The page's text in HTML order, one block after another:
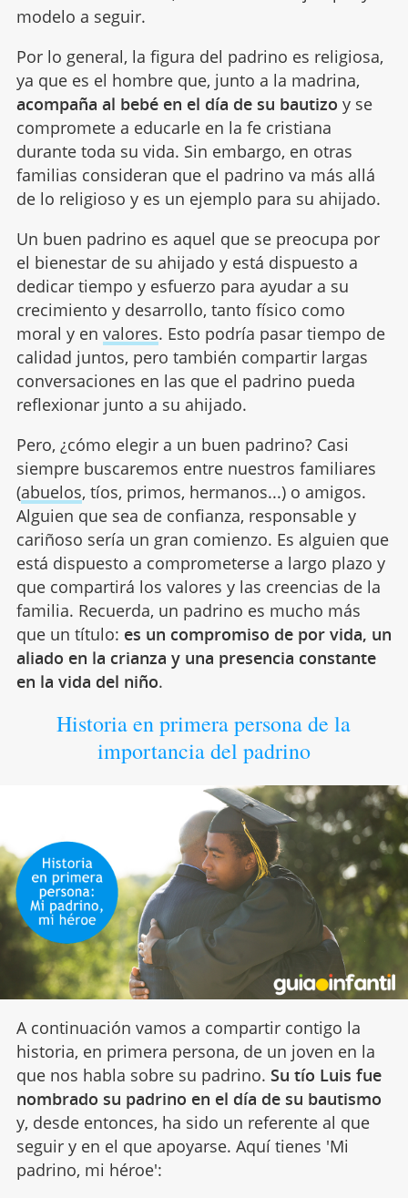
modelo a seguir.
Por lo general, la figura del padrino es religiosa,
ya que es el hombre que, junto a la madrina,
acompaña al bebé en el día de su bautizo y se
compromete a educarle en la fe cristiana
durante toda su vida. Sin embargo, en otras
familias consideran que el padrino va más allá
de lo religioso y es un ejemplo para su ahijado.
Un buen padrino es aquel que se preocupa por
el bienestar de su ahijado y está dispuesto a
dedicar tiempo y esfuerzo para ayudar a su
crecimiento y desarrollo, tanto físico como
moral y en valores. Esto podría pasar tiempo de
calidad juntos, pero también compartir largas
conversaciones en las que el padrino pueda
reflexionar junto a su ahijado.
Pero, ¿cómo elegir a un buen padrino? Casi
siempre buscaremos entre nuestros familiares
(abuelos, tíos, primos, hermanos...) o amigos.
Alguien que sea de confianza, responsable y
cariñoso sería un gran comienzo. Es alguien que
está dispuesto a comprometerse a largo plazo y
que compartirá los valores y las creencias de la
familia. Recuerda, un padrino es mucho más
que un título: es un compromiso de por vida, un
aliado en la crianza y una presencia constante
en la vida del niño.
Historia en primera persona de la
importancia del padrino
A continuación vamos a compartir contigo la
historia, en primera persona, de un joven en la
que nos habla sobre su padrino. Su tío Luis fue
nombrado su padrino en el día de su bautismo
y, desde entonces, ha sido un referente al que
seguir y en el que apoyarse. Aquí tienes 'Mi
padrino, mi héroe':